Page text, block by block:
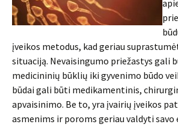
įveikos metodus, kad geriau
situaciją. Nevaisingumo priežastys gali
medicininių būklių iki gyvenimo būdo
būdai gali būti medikamentinis,
apvaisinimo. Be to, yra įvairių įveikos
asmenims ir poroms geriau valdyti savo